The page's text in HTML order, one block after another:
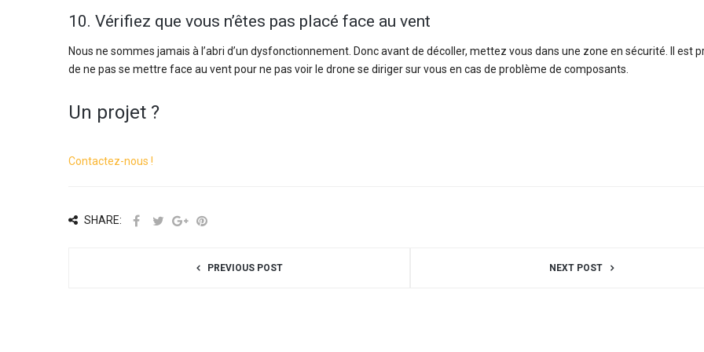
10. Vérifiez que vous n’êtes pas placé face au vent
Nous ne sommes jamais à l’abri d’un dysfonctionnement. Donc avant de décoller, mettez vous dans une zone en sécurité. Il est
de ne pas se mettre face au vent pour ne pas voir le drone se diriger sur vous en cas de problème de composants.
Un projet ?
Contactez-nous !
SHARE:
PREVIOUS POST NEXT POST